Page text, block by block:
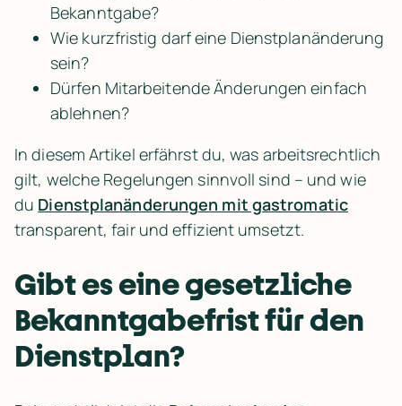
Bekanntgabe?
Wie kurzfristig darf eine Dienstplanänderung
sein?
Dürfen Mitarbeitende Änderungen einfach
ablehnen?
In diesem Artikel erfährst du, was arbeitsrechtlich
gilt, welche Regelungen sinnvoll sind – und wie
du Dienstplanänderungen mit gastromatic
transparent, fair und effizient umsetzt.
Gibt es eine gesetzliche
Bekanntgabefrist für den
Dienstplan?